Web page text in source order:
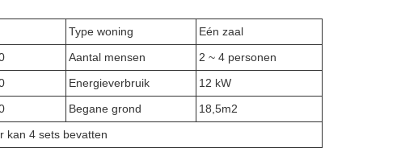
Type woning
Eén zaal
Aantal mensen
2 ~ 4 personen
Energieverbruik
12 kW
Begane grond
18,5m2
kan 4 sets bevatten